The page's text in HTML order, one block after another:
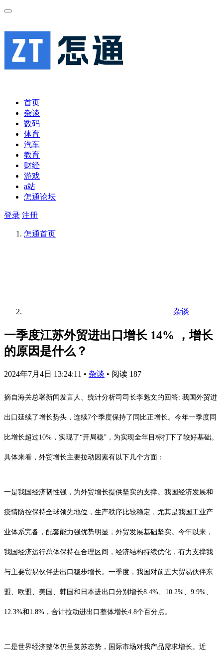
首页
杂谈
数码
体育
汽车
教育
财经
游戏
a站
怎通论坛
登录 注册
怎通首页
杂谈
一季度江苏外贸进出口增长 14% ，增长
的原因是什么？
2024年7月4日 13:24:11 • 杂谈 • 阅读 187
摘自海关总署新闻发言人、统计分析司司长李魁文的回答: 我国外贸进
出口延续了增长势头，连续7个季度保持了同比正增长。今年一季度同
比增长超过10%，实现了“开局稳”，为实现全年目标打下了较好基础。
具体来看，外贸增长主要拉动因素有以下几个方面：
一是我国经济韧性强，为外贸增长提供坚实的支撑。我国经济发展和
疫情防控保持全球领先地位，生产秩序比较稳定，尤其是我国工业产
业体系完备，配套能力强优势明显，外贸发展基础坚实。今年以来，
我国经济运行总体保持在合理区间，经济结构持续优化，有力支撑我
与主要贸易伙伴进出口稳步增长。一季度，我国对前五大贸易伙伴东
盟、欧盟、美国、韩国和日本进出口分别增长8.4%、10.2%、9.9%、
12.3%和1.8%，合计拉动进出口整体增长4.8个百分点。
二是世界经济整体仍呈复苏态势，国际市场对我产品需求增长。近